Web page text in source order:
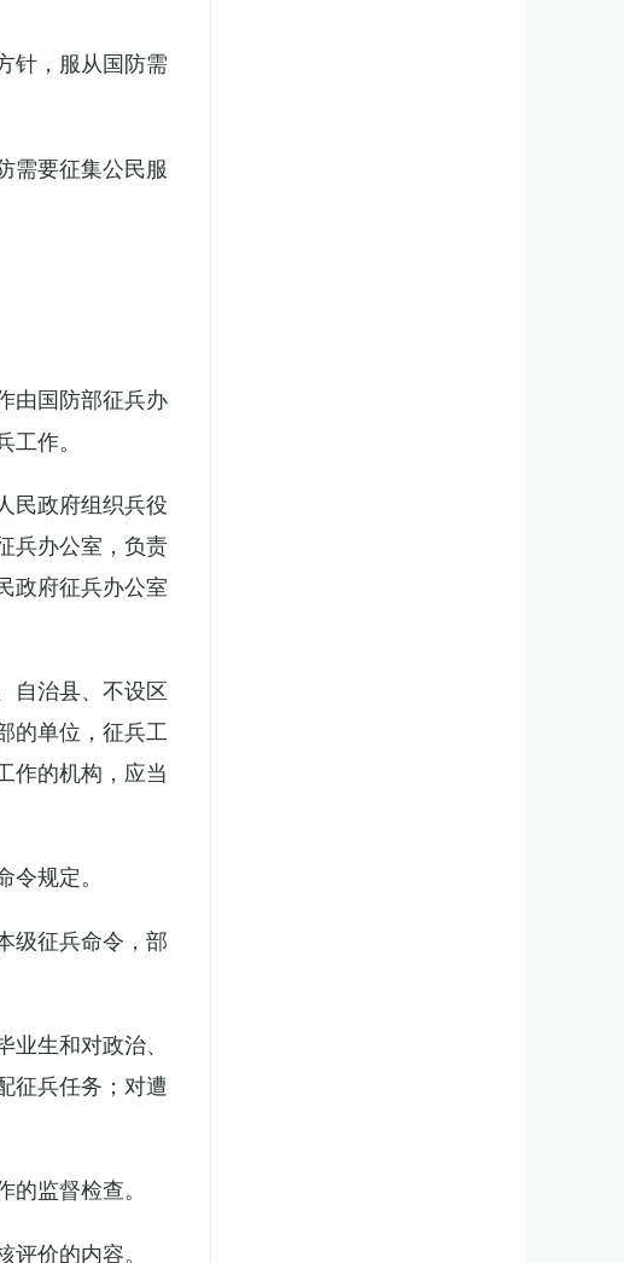
针，服从国防需
需要征集公民服
由国防部征兵办
作。
民政府组织兵役
兵办公室，负责
政府征兵办公室
自治县、不设区
的单位，征兵工
作的机构，应当
规定。
级征兵命令，部
生和对政治、
征兵任务；对遭
监督检查。
价的内容。